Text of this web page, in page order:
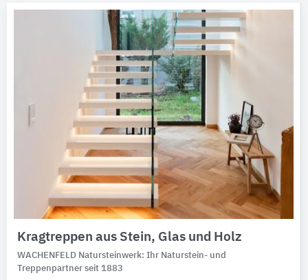
Kragtreppen aus Stein, Glas und Holz
WACHENFELD Natursteinwerk: Ihr Naturstein- und
Treppenpartner seit 1883